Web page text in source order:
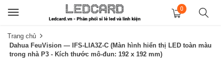
Toggle
0
Trang chủ
Dahua FeuVision — IFS-LIA3Z-C (Màn hình hiển thị LED toàn màu
trong nhà P3 - Kích thước mô-đun: 192 x 192 mm)